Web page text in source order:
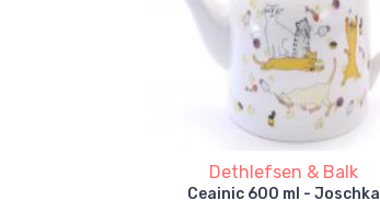
Dethlefsen & Balk
Ceainic 600 ml - Joschka